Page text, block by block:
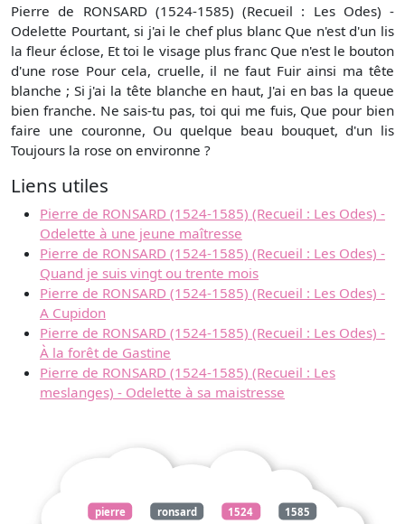
Pierre de RONSARD (1524-1585) (Recueil : Les Odes) -
Odelette Pourtant, si j'ai le chef plus blanc Que n'est d'un lis
la fleur éclose, Et toi le visage plus franc Que n'est le bouton
d'une rose Pour cela, cruelle, il ne faut Fuir ainsi ma tête
blanche ; Si j'ai la tête blanche en haut, J'ai en bas la queue
bien franche. Ne sais-tu pas, toi qui me fuis, Que pour bien
faire une couronne, Ou quelque beau bouquet, d'un lis
Toujours la rose on environne ?
Liens utiles
Pierre de RONSARD (1524-1585) (Recueil : Les Odes) -
Odelette à une jeune maîtresse
Pierre de RONSARD (1524-1585) (Recueil : Les Odes) -
Quand je suis vingt ou trente mois
Pierre de RONSARD (1524-1585) (Recueil : Les Odes) -
A Cupidon
Pierre de RONSARD (1524-1585) (Recueil : Les Odes) -
À la forêt de Gastine
Pierre de RONSARD (1524-1585) (Recueil : Les
meslanges) - Odelette à sa maistresse
pierre ronsard 1524 1585